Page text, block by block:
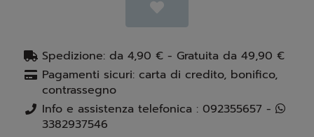
Spedizione: da 4,90 € - Gratuita da 49,90 €
Pagamenti sicuri: carta di credito, bonifico,
contrassegno
Info e assistenza telefonica : 092355657 -
3382937546